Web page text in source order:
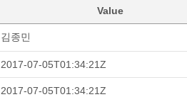
Value
김종민
2017-07-05T01:34:21Z
2017-07-05T01:34:21Z